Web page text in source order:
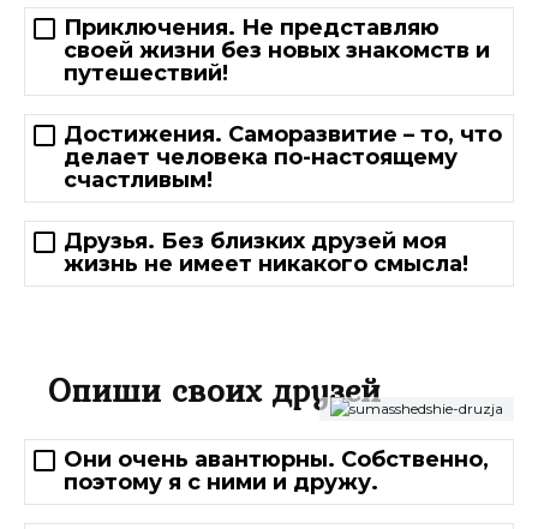
Приключения. Не представляю
своей жизни без новых знакомств и
путешествий!
Достижения. Саморазвитие – то, что
делает человека по-настоящему
счастливым!
Друзья. Без близких друзей моя
жизнь не имеет никакого смысла!
Опиши своих друзей
Они очень авантюрны. Собственно,
поэтому я с ними и дружу.